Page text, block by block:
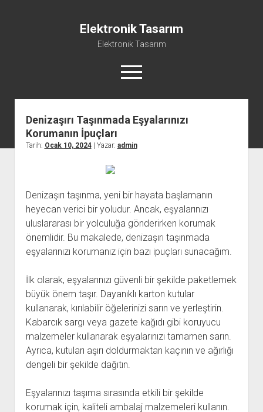
Elektronik Tasarım
Elektronik Tasarım
menüyü
aç
Instagram Gizli Hesap Görme Programsız
Sayfa Listesi
Ücretsiz Şifresiz Tiktok Takipçi Hilesi
Denizaşırı Taşınmada Eşyalarınızı
Korumanın İpuçları
Tarih: Ocak 10, 2024| Yazar: admin
Denizaşırı taşınma, yeni bir hayata başlamanın
heyecan verici bir yoludur. Ancak, eşyalarınızı
uluslararası bir yolculuğa gönderirken korumak
önemlidir. Bu makalede, denizaşırı taşınmada
eşyalarınızı korumanız için bazı ipuçları sunacağım.
İlk olarak, eşyalarınızı güvenli bir şekilde paketlemek
büyük önem taşır. Dayanıklı karton kutular
kullanarak, kırılabilir öğelerinizi sarın ve yerleştirin.
Kabarcık sargı veya gazete kağıdı gibi koruyucu
malzemeler kullanarak eşyalarınızı tamamen sarın.
Ayrıca, kutuları aşırı doldurmaktan kaçının ve ağırlığı
dengeli bir şekilde dağıtın.
Eşyalarınızı taşıma sırasında etkili bir şekilde
korumak için, kaliteli ambalaj malzemeleri kullanın.